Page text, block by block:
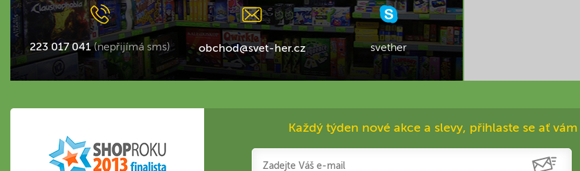
223 017 041 (nepřijímá sms) obchod@svet-her.cz svether
Každý týden nové akce a slevy, přihlaste se ať